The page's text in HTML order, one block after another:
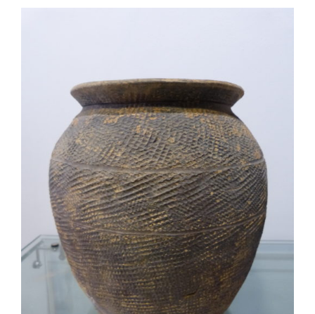
AJOUTER AU PANIER
/
DÉTAILS